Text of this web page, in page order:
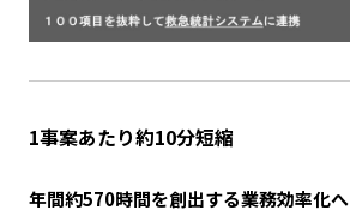
1事案あたり約10分短縮
年間約570時間を創出する業務効率化へ